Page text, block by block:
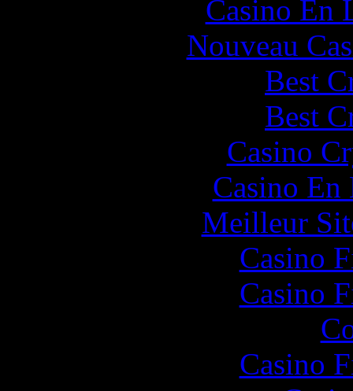
Casino En
Nouveau
Best
Best
Casino
Casino
Meilleur
Casino
Casino
Casino